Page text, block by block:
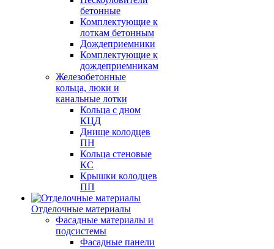
бетонные
Комплектующие к
лоткам бетонным
Дождеприемники
Комплектующие к
дождеприемникам
Железобетонные
кольца, люки и
канальные лотки
Кольца с дном
КЦД
Днище колодцев
ПН
Кольца стеновые
КС
Крышки колодцев
ПП
Отделочные материалы
Фасадные материалы и
подсистемы
Фасадные панели